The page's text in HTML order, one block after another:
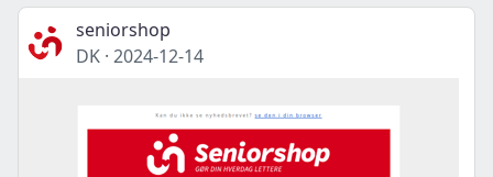
seniorshop
DK · 2024-12-14